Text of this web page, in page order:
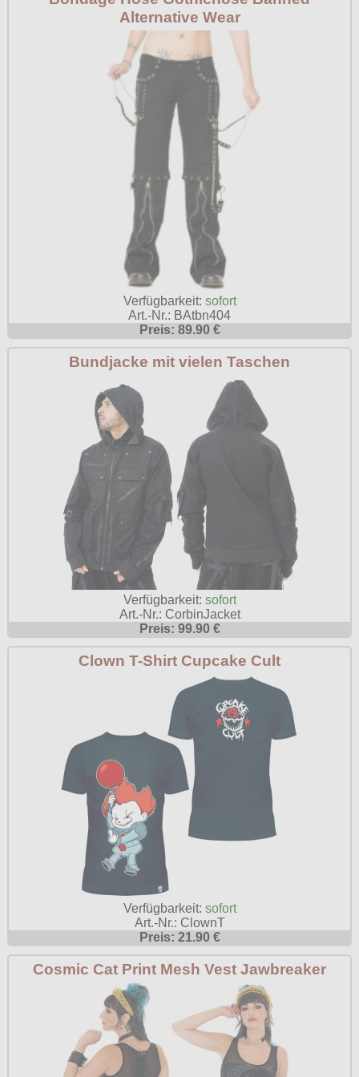
Alternative Wear
Verfügbarkeit: sofort
Art.-Nr.: BAtbn404
Preis: 89.90 €
Bundjacke mit vielen Taschen
Verfügbarkeit: sofort
Art.-Nr.: CorbinJacket
Preis: 99.90 €
Clown T-Shirt Cupcake Cult
Verfügbarkeit: sofort
Art.-Nr.: ClownT
Preis: 21.90 €
Cosmic Cat Print Mesh Vest Jawbreaker